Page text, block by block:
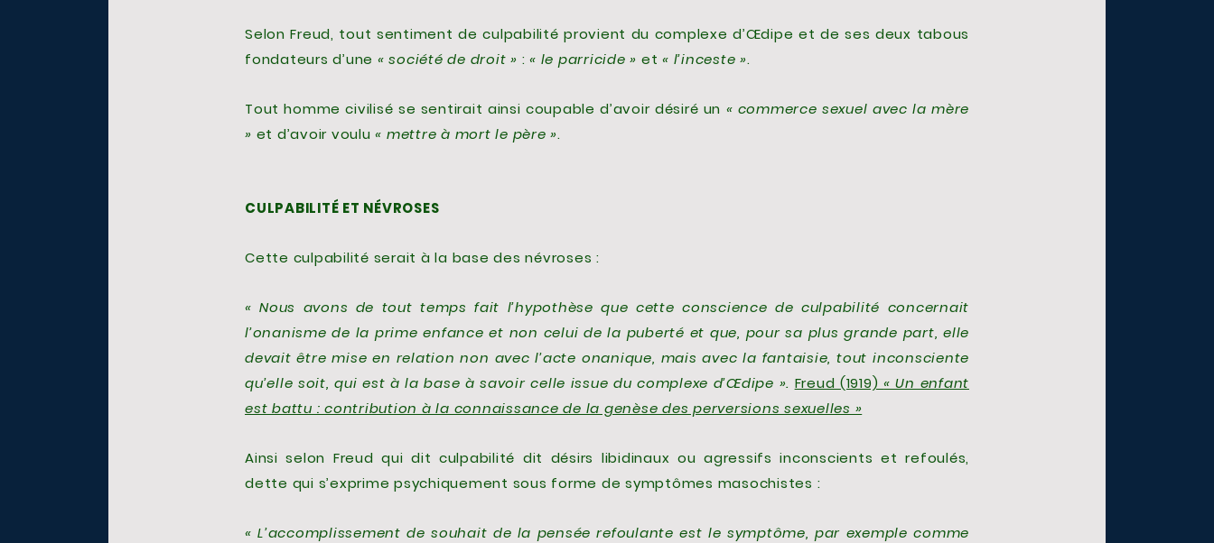
Selon Freud, tout sentiment de culpabilité provient du complexe d’Œdipe et de ses deux tabous
fondateurs d’une « société de droit » : « le parricide » et « l’inceste ».
Tout homme civilisé se sentirait ainsi coupable d’avoir désiré un « commerce sexuel avec la mère
» et d’avoir voulu« mettre à mort le père ».
CULPABILITÉ ET NÉVROSES
Cette culpabilité serait à la base des névroses :
« Nous avons de tout temps fait l’hypothèse que cette conscience de culpabilité concernait
l’onanisme de la prime enfance et non celui de la puberté et que, pour sa plus grande part, elle
devait être mise en relation non avec l’acte onanique, mais avec la fantaisie, tout inconsciente
qu’elle soit, qui est à la base à savoir celle issue du complexe d’Œdipe ». Freud (1919)« Un enfant
est battu : contribution à la connaissance de la genèse des perversions sexuelles »
Ainsi selon Freud qui dit culpabilité dit désirs libidinaux ou agressifs inconscients et refoulés,
dette qui s’exprime psychiquement sous forme de symptômes masochistes :
« L’accomplissement de souhait de la pensée refoulante est le symptôme, par exemple comme